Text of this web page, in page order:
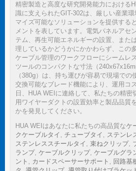
精密製造と高度な研究開発能力における
識に支えられたGIT-302は、厳しい産業
マイズ可能なソリューションを提供する
メントを表しています。電気パネルアセ
テム、再生可能エネルギーの設置、また
理しているかどうかにかかわらず、この
ケーブル管理のワークフローにシームレ
ツールのコンパクトな寸法（
（380g）は、持ち運びが容易で現場での
交換可能なブレード機能により、運用コ
日、HUA WEIに連絡して、私たちの精密
用ワイヤーダクトの設置効率と製品品質
かを発見してください。
HUA WEIはあなたに私たちの高品質なケ
クケーブルタイ , チューブタイ , ステンレ
ステンレススチールタイ , 束ねクリップ,
ランプ, ケーブルクリップ, ケーブルグラ
ント , カードスペーサーサポート , 回路基